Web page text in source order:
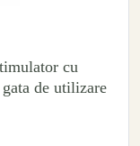
cu
de utilizare